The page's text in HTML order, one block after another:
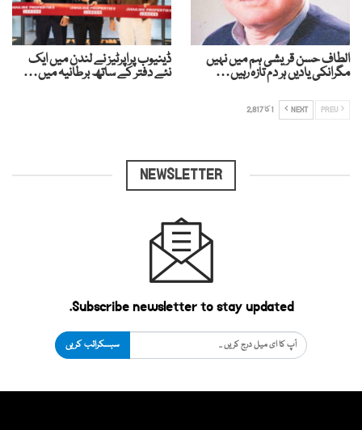
الطاف حسن قریشی ہم میں نہیں
مگرانکی یادیں ہر دم تازہ رہیں…
ڈینیوب پراپرٹیز نے لندن میں ایک
نئے دفتر کے ساتھ برطانیہ میں…
NEXT 1 کا 2,817
NEWSLETTER
Subscribe newsletter to stay updated.
سبسکرائب کریں